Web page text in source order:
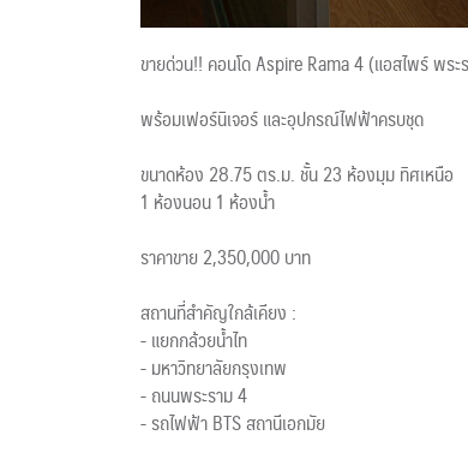
ขายด่วน!! คอนโด Aspire Rama 4 (แอสไพร์ พร
พร้อมเฟอร์นิเจอร์ และอุปกรณ์ไฟฟ้าครบชุด
ขนาดห้อง 28.75 ตร.ม. ชั้น 23 ห้องมุม ทิศเหนือ
1 ห้องนอน 1 ห้องน้ำ
ราคาขาย 2,350,000 บาท
สถานที่สำคัญใกล้เคียง :
- แยกกล้วยน้ำไท
- มหาวิทยาลัยกรุงเทพ
- ถนนพระราม 4
- รถไฟฟ้า BTS สถานีเอกมัย